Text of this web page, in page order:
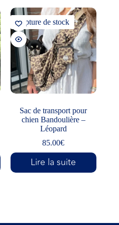
Rupture de stock
Sac de transport pour
chien Bandoulière –
Léopard
85.00€
Lire la suite